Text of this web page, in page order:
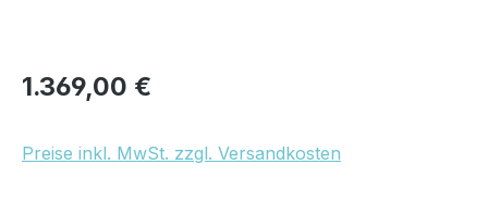
Regulärer Preis:
1.369,00 €
Preise inkl. MwSt. zzgl. Versandkosten